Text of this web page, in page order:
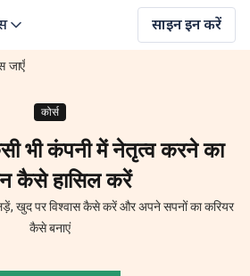
साइन इन करें
जाएँ
कोर्स
भी कंपनी में नेतृत्व करने का
कैसे हासिल करें
खुद पर विश्वास कैसे करें और अपने सपनों का करियर
कैसे बनाएं